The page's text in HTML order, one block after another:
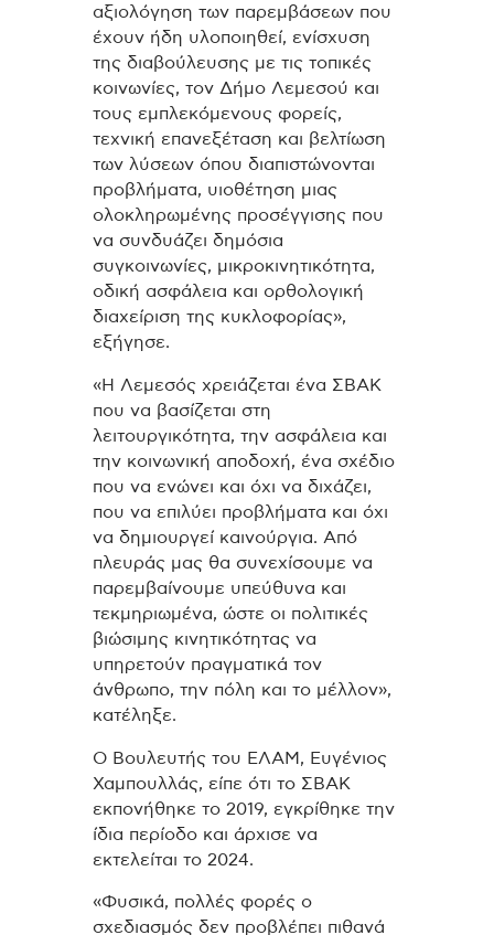
αξιολόγηση των παρεμβάσεων που
έχουν ήδη υλοποιηθεί, ενίσχυση
της διαβούλευσης με τις τοπικές
κοινωνίες, τον Δήμο Λεμεσού και
τους εμπλεκόμενους φορείς,
τεχνική επανεξέταση και βελτίωση
των λύσεων όπου διαπιστώνονται
προβλήματα, υιοθέτηση μιας
ολοκληρωμένης προσέγγισης που
να συνδυάζει δημόσια
συγκοινωνίες, μικροκινητικότητα,
οδική ασφάλεια και ορθολογική
διαχείριση της κυκλοφορίας»,
εξήγησε.
«Η Λεμεσός χρειάζεται ένα ΣΒΑΚ
που να βασίζεται στη
λειτουργικότητα, την ασφάλεια και
την κοινωνική αποδοχή, ένα σχέδιο
που να ενώνει και όχι να διχάζει,
που να επιλύει προβλήματα και όχι
να δημιουργεί καινούργια. Από
πλευράς μας θα συνεχίσουμε να
παρεμβαίνουμε υπεύθυνα και
τεκμηριωμένα, ώστε οι πολιτικές
βιώσιμης κινητικότητας να
υπηρετούν πραγματικά τον
άνθρωπο, την πόλη και το μέλλον»,
κατέληξε.
Ο Βουλευτής του ΕΛΑΜ, Ευγένιος
Χαμπουλλάς, είπε ότι το ΣΒΑΚ
εκπονήθηκε το 2019, εγκρίθηκε την
ίδια περίοδο και άρχισε να
εκτελείται το 2024.
«Φυσικά, πολλές φορές ο
σχεδιασμός δεν προβλέπει πιθανά